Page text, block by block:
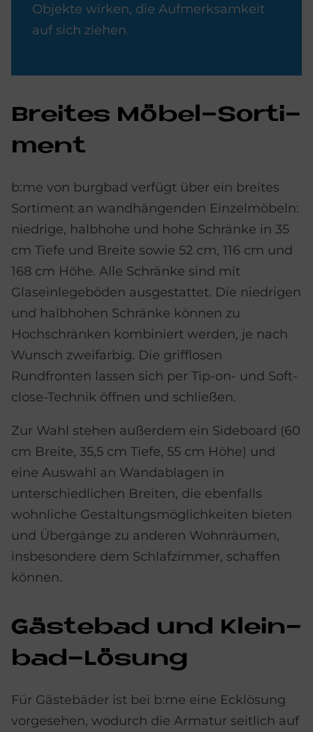
Objekte wirken, die Aufmerksamkeit
auf sich ziehen.
Brei­tes Mö­bel-Sor­ti­
ment
b:me von burgbad verfügt über ein breites
Sortiment an wandhängenden Einzelmöbeln:
niedrige, halbhohe und hohe Schränke in 35
cm Tiefe und Breite sowie 52 cm, 116 cm und
168 cm Höhe. Alle Schränke sind mit
Glaseinlegeböden ausgestattet. Die niedrigen
und halbhohen Schränke können zu
Hochschränken kombiniert werden, je nach
Wunsch zweifarbig. Die grifflosen
Rundfronten lassen sich per Tip-on- und Soft-
close-Technik öffnen und schließen.
Zur Wahl stehen außerdem ein Sideboard (60
cm Breite, 35,5 cm Tiefe, 55 cm Höhe) und
eine Auswahl an Wandablagen in
unterschiedlichen Breiten, die ebenfalls
wohnliche Gestaltungsmöglichkeiten bieten
und Übergänge zu anderen Wohnräumen,
insbesondere dem Schlafzimmer, schaffen
können.
Gä­ste­bad und Klein­
bad-Lö­sung
Für Gästebäder ist bei b:me eine Ecklösung
vorgesehen, wodurch die Armatur seitlich auf